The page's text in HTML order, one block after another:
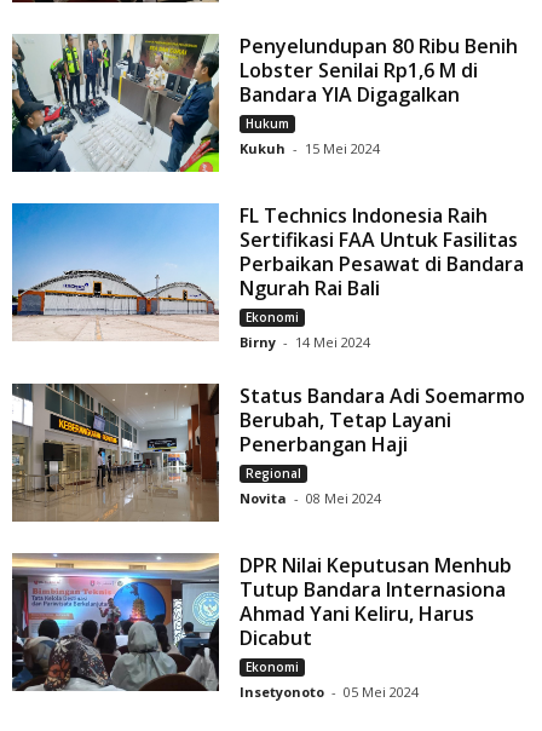
Penyelundupan 80 Ribu Benih
Lobster Senilai Rp1,6 M di
Bandara YIA Digagalkan
Hukum
Kukuh - 15 Mei 2024
FL Technics Indonesia Raih
Sertifikasi FAA Untuk Fasilitas
Perbaikan Pesawat di Bandara
Ngurah Rai Bali
Ekonomi
Birny - 14 Mei 2024
Status Bandara Adi Soemarmo
Berubah, Tetap Layani
Penerbangan Haji
Regional
Novita - 08 Mei 2024
DPR Nilai Keputusan Menhub
Tutup Bandara Internasiona
Ahmad Yani Keliru, Harus
Dicabut
Ekonomi
Insetyonoto - 05 Mei 2024